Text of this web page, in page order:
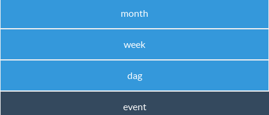
month
week
dag
event